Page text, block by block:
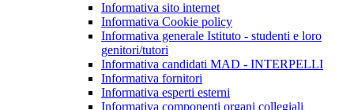
Informativa sito internet
Informativa Cookie policy
Informativa generale Istituto - studenti e loro
genitori/tutori
Informativa candidati MAD - INTERPELLI
Informativa fornitori
Informativa esperti esterni
Informativa componenti organi collegiali